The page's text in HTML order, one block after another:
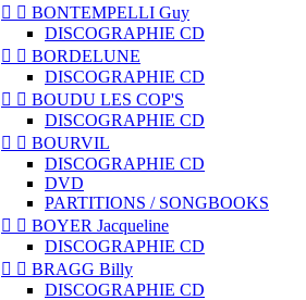
  BONTEMPELLI Guy
DISCOGRAPHIE CD
  BORDELUNE
DISCOGRAPHIE CD
  BOUDU LES COP'S
DISCOGRAPHIE CD
  BOURVIL
DISCOGRAPHIE CD
DVD
PARTITIONS / SONGBOOKS
  BOYER Jacqueline
DISCOGRAPHIE CD
  BRAGG Billy
DISCOGRAPHIE CD